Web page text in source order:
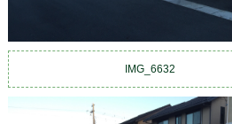
IMG_6632